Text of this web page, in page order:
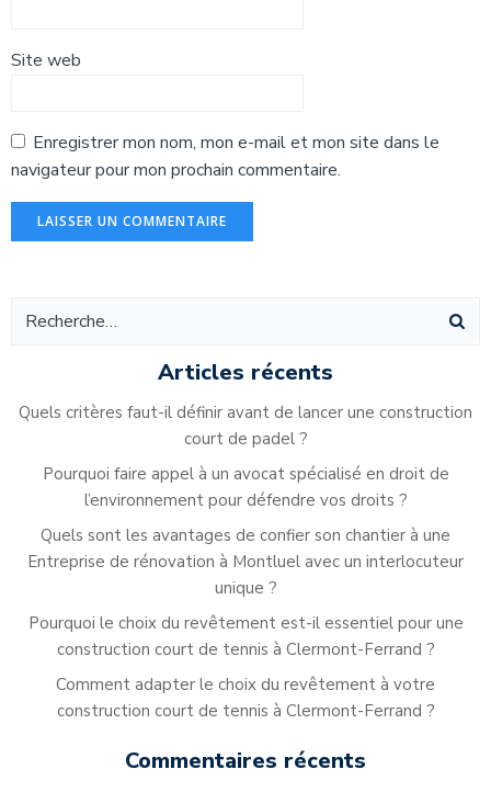
Site web
Enregistrer mon nom, mon e-mail et mon site dans le
navigateur pour mon prochain commentaire.
Articles récents
Quels critères faut-il définir avant de lancer une construction
court de padel ?
Pourquoi faire appel à un avocat spécialisé en droit de
l’environnement pour défendre vos droits ?
Quels sont les avantages de confier son chantier à une
Entreprise de rénovation à Montluel avec un interlocuteur
unique ?
Pourquoi le choix du revêtement est-il essentiel pour une
construction court de tennis à Clermont-Ferrand ?
Comment adapter le choix du revêtement à votre
construction court de tennis à Clermont-Ferrand ?
Commentaires récents